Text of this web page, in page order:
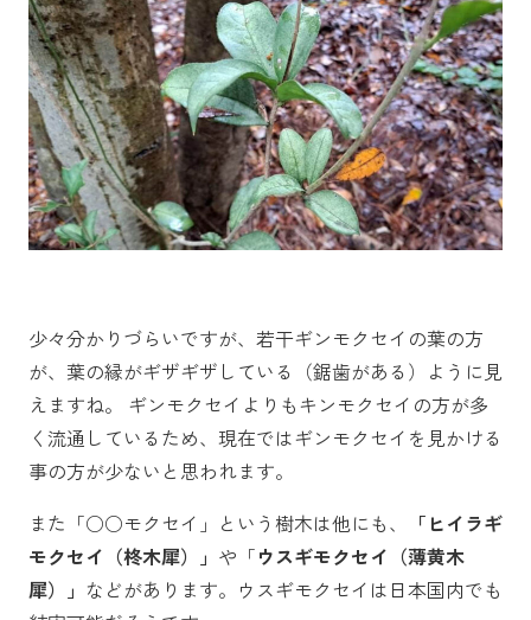
少々分かりづらいですが、若干ギンモクセイの葉の方
が、葉の縁がギザギザしている（鋸歯がある）ように見
えますね。 ギンモクセイよりもキンモクセイの方が多
く流通しているため、現在ではギンモクセイを見かける
事の方が少ないと思われます。
また「○○モクセイ」という樹木は他にも、
「ヒイラギ
モクセイ（柊木犀）」 や「ウスギモクセイ（薄黄木
犀）」 などがあります。ウスギモクセイは日本国内でも